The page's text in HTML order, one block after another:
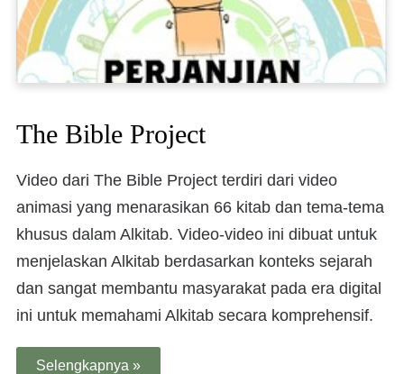
The Bible Project
Video dari The Bible Project terdiri dari video
animasi yang menarasikan 66 kitab dan tema-tema
khusus dalam Alkitab. Video-video ini dibuat untuk
menjelaskan Alkitab berdasarkan konteks sejarah
dan sangat membantu masyarakat pada era digital
ini untuk memahami Alkitab secara komprehensif.
Selengkapnya »